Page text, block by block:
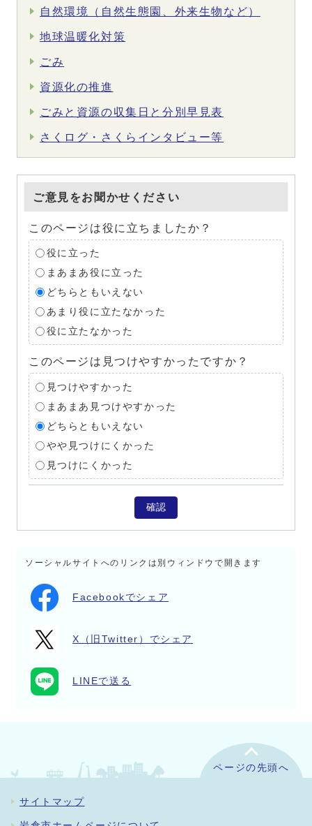
自然環境（自然生態園、外来生物など）
地球温暖化対策
ごみ
資源化の推進
ごみと資源の収集日と分別早見表
さくログ・さくらインタビュー等
ご意見をお聞かせください
このページは役に立ちましたか？
役に立った
まあまあ役に立った
どちらともいえない
あまり役に立たなかった
役に立たなかった
このページは見つけやすかったですか？
見つけやすかった
まあまあ見つけやすかった
どちらともいえない
やや見つけにくかった
見つけにくかった
確認
ソーシャルサイトへのリンクは別ウィンドウで開きます
Facebookでシェア
X（旧Twitter）でシェア
LINEで送る
ページの先頭へ
サイトマップ